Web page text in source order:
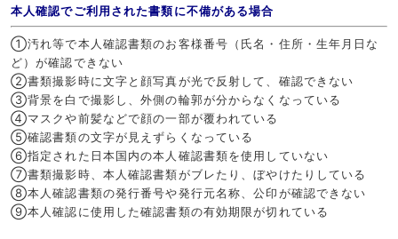
本人確認でご利用された書類に不備がある場合
①汚れ等で本人確認書類のお客様番号（氏名・住所・生年月日な
ど）が確認できない
②書類撮影時に文字と顔写真が光で反射して、確認できない
③背景を白で撮影し、外側の輪郭が分からなくなっている
④マスクや前髪などで顔の一部が覆われている
⑤確認書類の文字が見えずらくなっている
⑥指定された日本国内の本人確認書類を使用していない
⑦書類撮影時、本人確認書類がブレたり、ぼやけたりしている
⑧本人確認書類の発行番号や発行元名称、公印が確認できない
⑨本人確認に使用した確認書類の有効期限が切れている